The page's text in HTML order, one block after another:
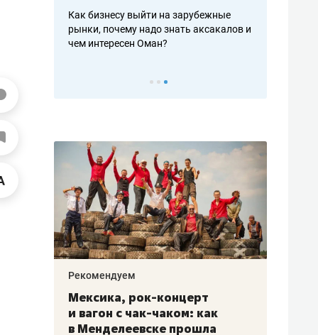
Как бизнесу выйти на зарубежные
рынки, почему надо знать аксакалов и
чем интересен Оман?
Рекомендуем
Мексика, рок-концерт
и вагон с чак-чаком: как
в Менделеевске прошла